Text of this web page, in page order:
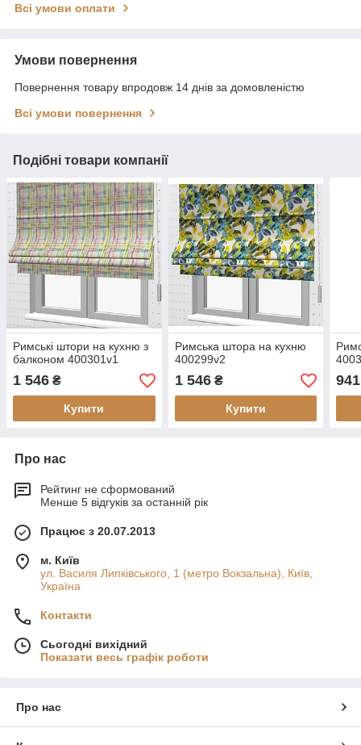
Всі умови оплати
Умови повернення
Повернення товару впродовж 14 днів за домовленістю
Всі умови повернення
Подібні товари компанії
Римські штори на кухню з
балконом 400301v1
1 546 ₴
Купити
Римська штора на кухню
400299v2
1 546₴
Купити
941
Про нас
Рейтинг не сформований
Менше 5 відгуків за останній рік
Працює з 20.07.2013
м. Київ
ул. Василя Липківського, 1 (метро Вокзальна), Київ,
Україна
Контакти
Сьогодні вихідний
Показати весь графік роботи
Про нас